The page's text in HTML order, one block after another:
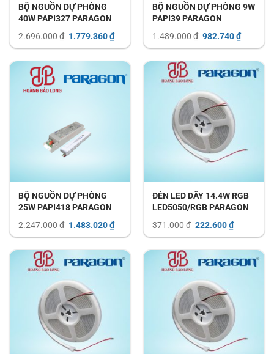
BỘ NGUỒN DỰ PHÒNG
40W PAPI327 PARAGON
2.696.000₫ Giá
là:
2.696.000 ₫.
1.779.360₫Giá
hiện
tại
là:
1.779.360 ₫.
BỘ NGUỒN DỰ PHÒNG 9W
PAPI39 PARAGON
1.489.000₫ Giá
là:
1.489.000 ₫.
982.740₫Giá
hiện
tại
là:
982.740
BỘ NGUỒN DỰ PHÒNG
25W PAPI418 PARAGON
2.247.000₫ Giá
là:
2.247.000 ₫.
1.483.020₫Giá
hiện
tại
là:
1.483.020 ₫.
ĐÈN LED DÂY 14.4W RGB
LED5050/RGB PARAGON
371.000₫ Giá
là:
371.000 ₫.
222.600₫Giá
hiện
tại
là:
222.600 ₫.